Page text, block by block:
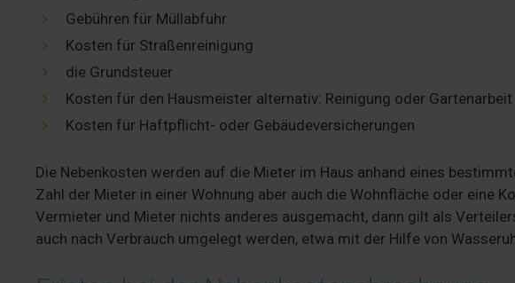
Gebühren für Müllabfuhr
Kosten für Straßenreinigung
die Grundsteuer
Kosten für den Hausmeister alternativ: Reinigung oder Gartenarbeit
Kosten für Haftpflicht- oder Gebäudeversicherungen
Die Nebenkosten werden auf die Mieter im Haus anhand eines
Zahl der Mieter in einer Wohnung aber auch die Wohnfläche oder eine
Vermieter und Mieter nichts anderes ausgemacht, dann gilt als
auch nach Verbrauch umgelegt werden, etwa mit der Hilfe von